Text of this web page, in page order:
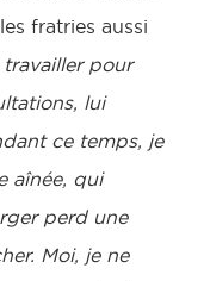
fratries aussi
travailler pour
lui
ce temps, je
aînée, qui
perd une
Moi, je ne